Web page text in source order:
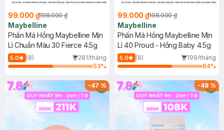
99.000 ₫198.000 ₫
Maybelline
Phấn Má Hồng Maybelline Mịn
Lì Chuẩn Màu 30 Fierce 4.5g
5.0 (8)
281/tháng
53%
99.000 ₫198.000 ₫
Maybelline
Phấn Má Hồng Maybelline Mịn
Lì 40 Proud - Hồng Baby 4.5g
5.0 (8)
199/tháng
64%
-47% -48%